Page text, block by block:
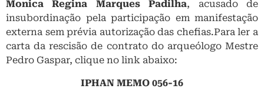
Monica Regina Marques Padilha, acusado de
insubordinação pela participação em manifestação
externa sem prévia autorização das chefias.Para ler a
carta da rescisão de contrato do arqueólogo Mestre
Pedro Gaspar, clique no link abaixo:
IPHAN MEMO 056-16